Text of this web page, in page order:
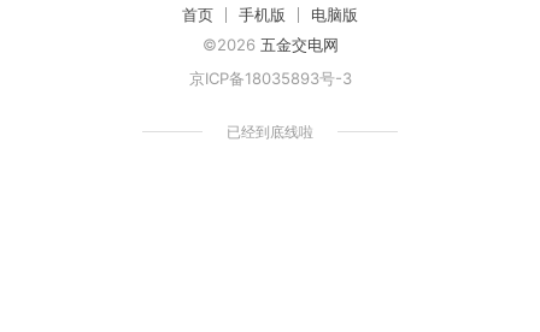
首页 手机版
电脑版
©2026 五金交电网
京ICP备18035893号-3
已经到底线啦